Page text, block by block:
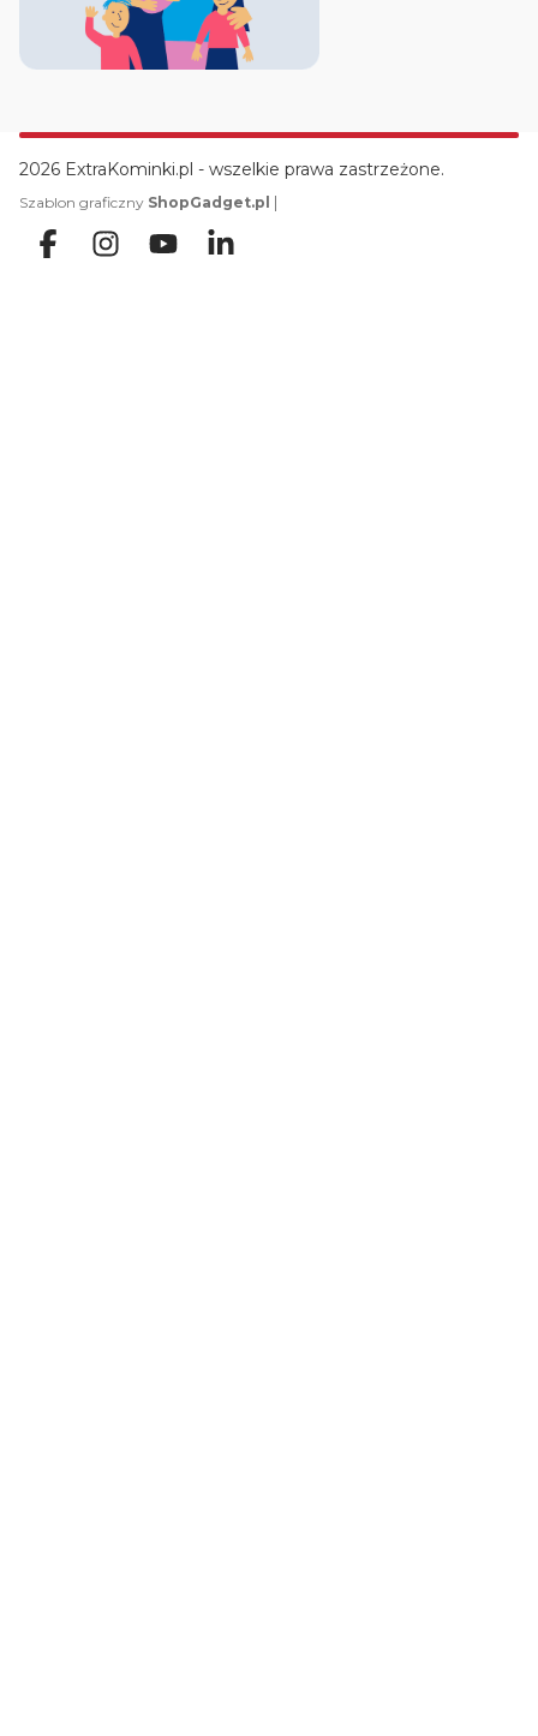
2026 ExtraKominki.pl - wszelkie prawa zastrzeżone.
Szablon graficzny ShopGadget.pl |